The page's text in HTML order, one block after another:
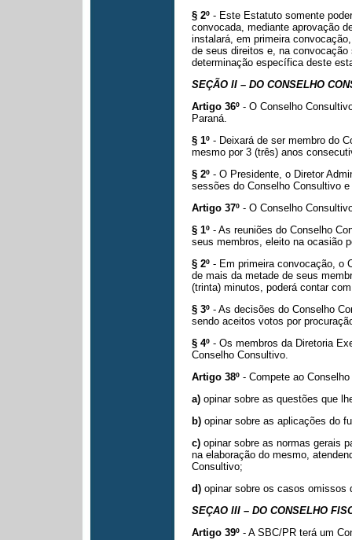
§ 2º - Este Estatuto somente
convocada, mediante aprovação
instalará, em primeira convocação,
de seus direitos e, na convocação
determinação específica deste
SEÇÃO II – DO CONSELHO
Artigo 36º - O Conselho
Paraná.
§ 1º - Deixará de ser membro do
mesmo por 3 (três) anos
§ 2º - O Presidente, o Diretor
sessões do Conselho Consultivo
Artigo 37º - O Conselho
§ 1º - As reuniões do Conselho
seus membros, eleito na ocasião
§ 2º - Em primeira convocação, o
de mais da metade de seus
(trinta) minutos, poderá contar com
§ 3º - As decisões do Conselho
sendo aceitos votos por
§ 4º - Os membros da Diretoria
Conselho Consultivo.
Artigo 38º - Compete ao
a) opinar sobre as questões que
b) opinar sobre as aplicações do
c) opinar sobre as normas gerais
na elaboração do mesmo,
Consultivo;
d) opinar sobre os casos omissos
SEÇAO III – DO CONSELHO
Artigo 39º - A SBC/PR terá um